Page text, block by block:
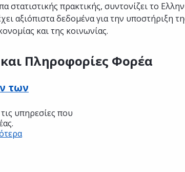
στατιστικής πρακτικής, συντονίζει το
αξιόπιστα δεδομένα για την υποστήριξη
και της κοινωνίας.
Πληροφορίες Φορέα
των
υπηρεσίες που